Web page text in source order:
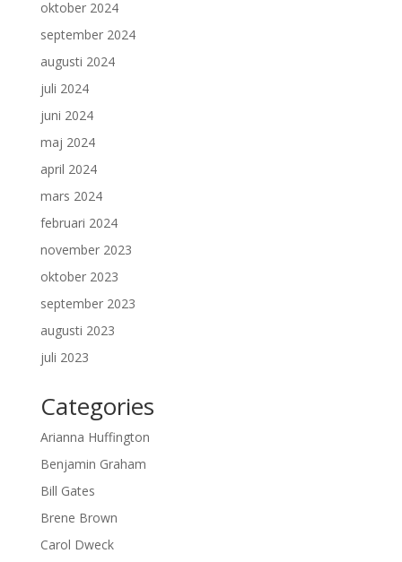
oktober 2024
september 2024
augusti 2024
juli 2024
juni 2024
maj 2024
april 2024
mars 2024
februari 2024
november 2023
oktober 2023
september 2023
augusti 2023
juli 2023
Categories
Arianna Huffington
Benjamin Graham
Bill Gates
Brene Brown
Carol Dweck